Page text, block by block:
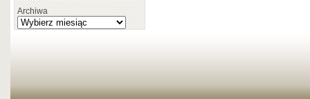
Archiwa